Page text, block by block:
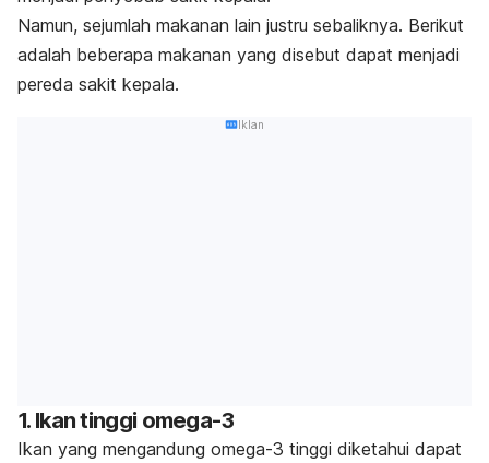
Namun, sejumlah makanan lain justru sebaliknya. Berikut
adalah beberapa makanan yang disebut dapat menjadi
pereda sakit kepala.
Iklan
1. Ikan tinggi omega-3
Ikan yang mengandung omega-3 tinggi diketahui dapat